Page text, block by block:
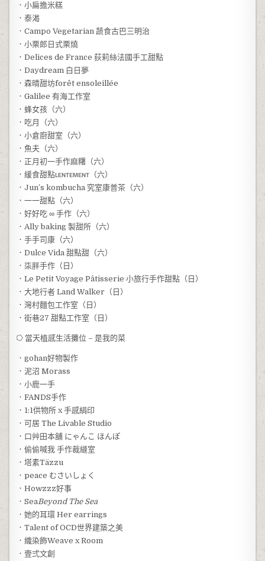
．小扁擔米糕
．泰渴
．Campo Vegetarian 蔬食古巴三明治
．小栗郎日式栗燒
．Delices de France 荻莉絲法國手工甜點
．Daydream 白日夢
．森晴甜坊forêt ensoleillée
．Galilee 有海工作室
．蜂女孩（六）
．吃月（六）
．小倉廚甜室（六）
．魚夫（六）
．正月初一手作麻糬（六）
．緩食甜點ʟᴇɴᴛᴇᴍᴇɴᴛ（六）
．Jun’s kombucha 究室康普茶（六）
．一一甜點（六）
．好好吃 ∞ 手作（六）
．Ally baking 製甜所（六）
．手手司康（六）
．Dulce Vida 甜點甜（六）
．柒胖手作（日）
．Le Petit Voyage Pâtisserie 小旅行手作甜點（日）
．大地行者 Land Walker（日）
．灣村麵包工作室（日）
．街巷27 甜點工作室（日）
⭔ 當天植感生活攤位 – 是我的菜
．gohan好物製作
．泥沼 Morass
．小鹿一手
．FANDS手作
．1:1供物所 x 手感絹印
．可居 The Livable Studio
．口艸田本舖 にゃんこ ほんぽ
．偷偷喊我 手作裁縫室
．塔素Täzzu
．peace むさいしょく
．Howzzz好事
．SeaBeyond The Sea
．她的耳環 Her earrings
．Talent of OCD世界建築之美
．織染飾Weave x Room
．壹弍文創